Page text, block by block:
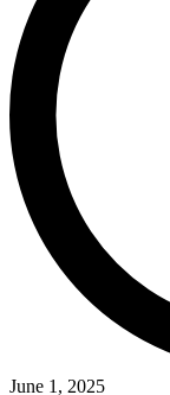
June 1, 2025